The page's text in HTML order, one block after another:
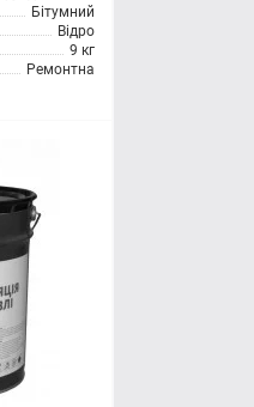
Бітумний
Відро
9 кг
Ремонтна